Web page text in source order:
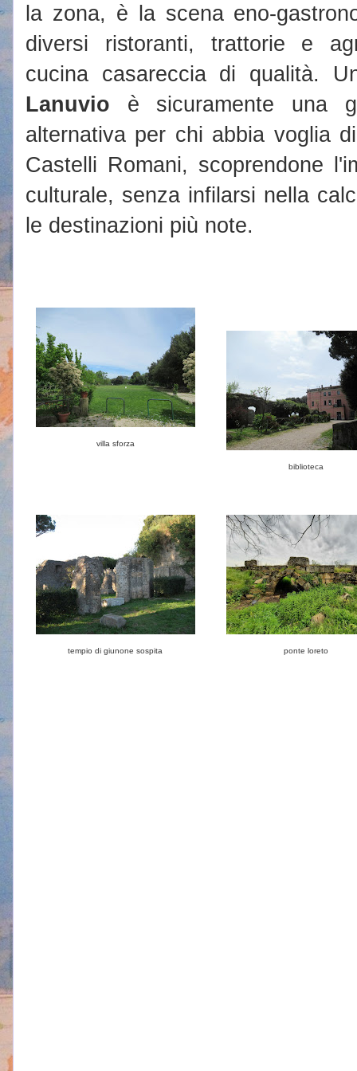
la zona, è la scena eno-
diversi ristoranti, trattorie e
cucina casareccia di qualità.
Lanuvio è sicuramente una
alternativa per chi abbia voglia
Castelli Romani, scoprendone
culturale, senza infilarsi nella
le destinazioni più note.
villa sforza
biblioteca
tempio di giunone sospita ponte loreto